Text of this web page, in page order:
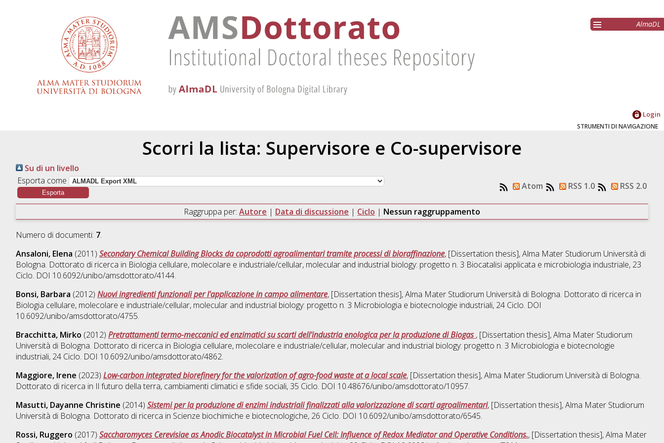
AlmaDL
Login
STRUMENTI DI NAVIGAZIONE
Scorri la lista: Supervisore e Co-supervisore
Su di un livello
Esporta come
Atom RSS 1.0 RSS 2.0
Raggruppa per: Autore | Data di discussione | Ciclo | Nessun raggruppamento
Numero di documenti: 7.
Ansaloni, Elena (2011) Secondary Chemical Building Blocks da coprodotti agroalimentari tramite processi di bioraffinazione, [Dissertation thesis], Alma Mater Studiorum Università di
Bologna. Dottorato di ricerca in Biologia cellulare, molecolare e industriale/cellular, molecular and industrial biology: progetto n. 3 Biocatalisi applicata e microbiologia industriale, 23
Ciclo. DOI 10.6092/unibo/amsdottorato/4144.
Bonsi, Barbara (2012) Nuovi ingredienti funzionali per l'applicazione in campo alimentare, [Dissertation thesis], Alma Mater Studiorum Università di Bologna. Dottorato di ricerca in
Biologia cellulare, molecolare e industriale/cellular, molecular and industrial biology: progetto n. 3 Microbiologia e biotecnologie industriali, 24 Ciclo. DOI
10.6092/unibo/amsdottorato/4755.
Bracchitta, Mirko (2012) Pretrattamenti termo-meccanici ed enzimatici su scarti dell'industria enologica per la produzione di Biogas , [Dissertation thesis], Alma Mater Studiorum
Università di Bologna. Dottorato di ricerca in Biologia cellulare, molecolare e industriale/cellular, molecular and industrial biology: progetto n. 3 Microbiologia e biotecnologie
industriali, 24 Ciclo. DOI 10.6092/unibo/amsdottorato/4862.
Maggiore, Irene (2023) Low-carbon integrated biorefinery for the valorization of agro-food waste at a local scale, [Dissertation thesis], Alma Mater Studiorum Università di Bologna.
Dottorato di ricerca in Il futuro della terra, cambiamenti climatici e sfide sociali, 35 Ciclo. DOI 10.48676/unibo/amsdottorato/10957.
Masutti, Dayanne Christine (2014) Sistemi per la produzione di enzimi industriali finalizzati alla valorizzazione di scarti agroalimentari, [Dissertation thesis], Alma Mater Studiorum
Università di Bologna. Dottorato di ricerca in Scienze biochimiche e biotecnologiche, 26 Ciclo. DOI 10.6092/unibo/amsdottorato/6545.
Rossi, Ruggero (2017) Saccharomyces Cerevisiae as Anodic Biocatalyst in Microbial Fuel Cell: Influence of Redox Mediator and Operative Conditions., [Dissertation thesis], Alma Mater